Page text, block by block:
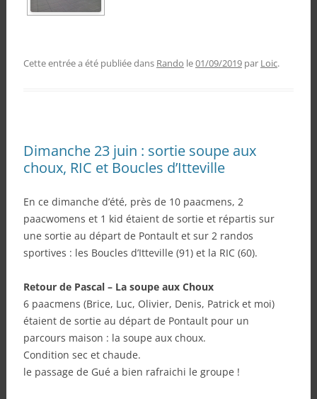
Cette entrée a été publiée dans Rando le01/09/2019 par Loic.
Dimanche 23 juin : sortie soupe aux
choux, RIC et Boucles d’Itteville
En ce dimanche d’été, près de 10 paacmens, 2
paacwomens et 1 kid étaient de sortie et répartis sur
une sortie au départ de Pontault et sur 2 randos
sportives : les Boucles d’Itteville (91) et la RIC (60).
Retour de Pascal – La soupe aux Choux
6 paacmens (Brice, Luc, Olivier, Denis, Patrick et moi)
étaient de sortie au départ de Pontault pour un
parcours maison : la soupe aux choux.
Condition sec et chaude.
le passage de Gué a bien rafraichi le groupe !